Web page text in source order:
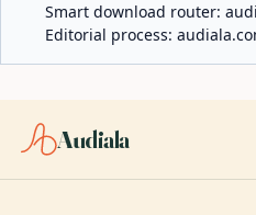
Smart download router:
Editorial process:
Audiala